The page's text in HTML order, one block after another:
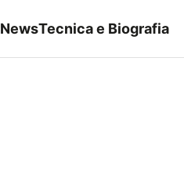
NewsTecnica e Biografia